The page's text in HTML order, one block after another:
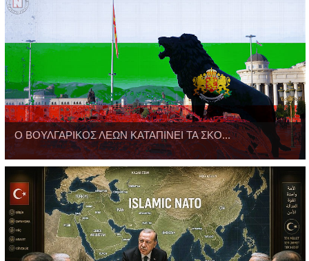
O ΒΟΥΛΓΑΡΙΚΟΣ ΛΕΩΝ ΚΑΤΑΠΙΝΕΙ ΤΑ ΣΚΟ...